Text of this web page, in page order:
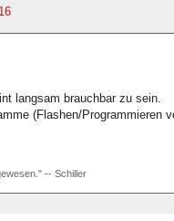
langsam brauchbar zu sein.
(Flashen/
-- Schiller